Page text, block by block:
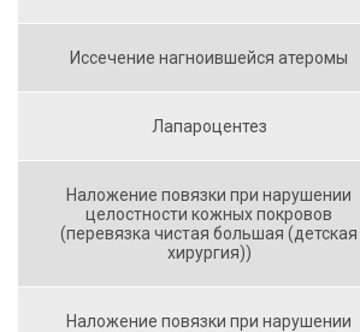
Иссечение нагноившейся атеромы
Лапароцентез
Наложение повязки при нарушении
целостности кожных покровов
(перевязка чистая большая (детская
хирургия))
Наложение повязки при нарушении